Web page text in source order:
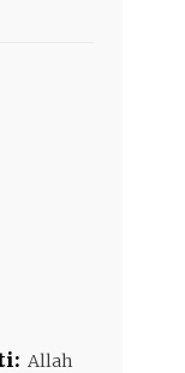
Allah